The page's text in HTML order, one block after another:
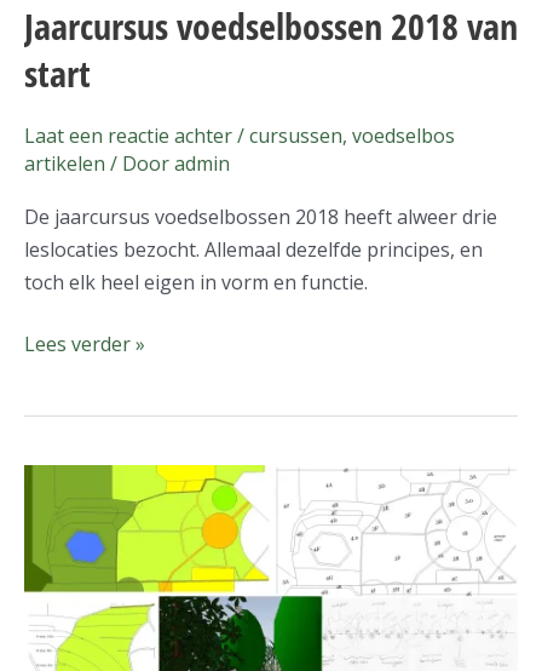
Jaarcursus voedselbossen 2018 van
start
Laat een reactie achter/cursussen, voedselbos
artikelen / Dooradmin
De jaarcursus voedselbossen 2018 heeft alweer drie
leslocaties bezocht. Allemaal dezelfde principes, en
toch elk heel eigen in vorm en functie.
Jaarcursus
voedselbossen
2018
start
Lees verder »
advies